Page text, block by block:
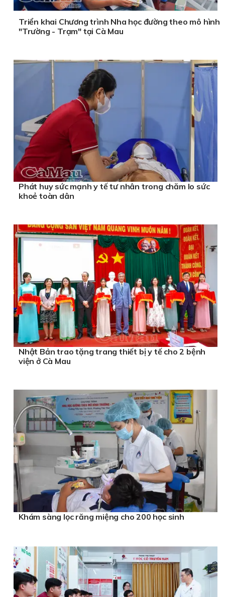
Triển khai Chương trình Nha học đường theo mô hình
"Trường - Trạm" tại Cà Mau
Phát huy sức mạnh y tế tư nhân trong chăm lo sức
khoẻ toàn dân
Nhật Bản trao tặng trang thiết bị y tế cho 2 bệnh
viện ở Cà Mau
Khám sàng lọc răng miệng cho 200 học sinh